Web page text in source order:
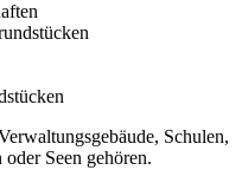
Schulen,
Seen gehören.